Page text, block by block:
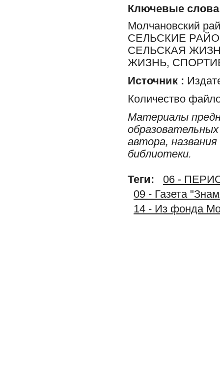
Ключевые слова
Молчановский
СЕЛЬСКИЕ
СЕЛЬСКАЯ
ЖИЗНЬ,
Источник :
Количество
Материалы
автора,
библиотеки.
Теги:
06 -
09 - Газета
14 - Из фонда